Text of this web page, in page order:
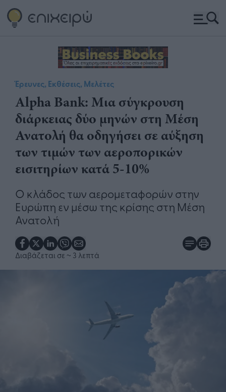
Έρευνες, Εκθέσεις, Μελέτες
Alpha Bank: Mια σύγκρουση
διάρκειας δύο μηνών στη Μέση
Ανατολή θα οδηγήσει σε αύξηση
των τιμών των αεροπορικών
εισιτηρίων κατά 5-10%
Ο κλάδος των αερομεταφορών στην
Ευρώπη εν μέσω της κρίσης στη Μέση
Ανατολή
Διαβάζεται σε ~ 3 λεπτά